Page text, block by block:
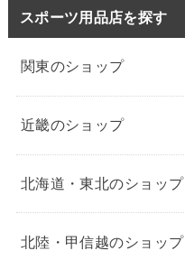
スポーツ用品店を探す
関東のショップ
近畿のショップ
北海道・東北のショップ
北陸・甲信越のショップ